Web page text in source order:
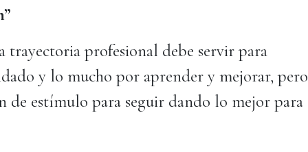
profesional debe servir para
y lo mucho por aprender y mejorar, pero
de estímulo para seguir dando lo mejor para